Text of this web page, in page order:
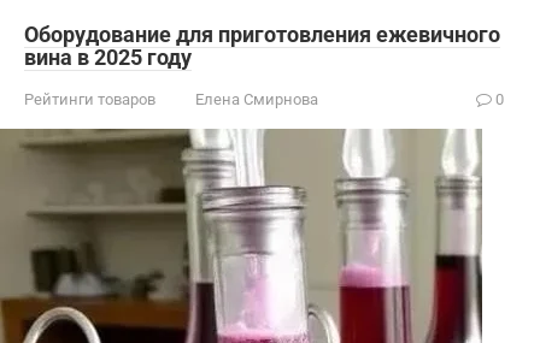
Оборудование для приготовления ежевичного
вина в 2025 году
Рейтинги товаров Елена Смирнова 0